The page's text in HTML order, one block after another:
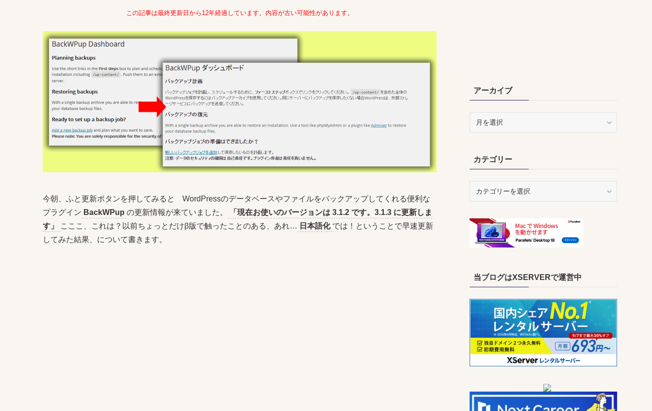
この記事は最終更新日から12年経過しています。内容が古い可能性があります。
今朝、ふと更新ボタンを押してみると WordPressのデータベースやファイルをバックアップしてくれる便利な
プラグイン BackWPup の更新情報が来ていました。
「現在お使いのバージョンは 3.1.2 です。3.1.3 に更新しま
す」
こここ、これは？以前ちょっとだけβ版で触ったことのある、あれ… 日本語化 では！ということで早速更新
してみた結果、について書きます。
アーカイブ
ブカテゴリー
リ
当ブログはXSERVERで運営中